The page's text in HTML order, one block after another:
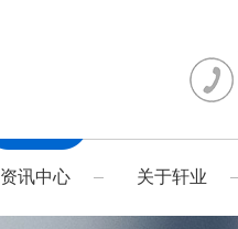
资讯中心 关于轩业